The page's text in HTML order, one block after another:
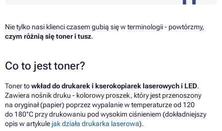
Nie tylko nasi klienci czasem gubią się w terminologii - powtórzmy,
czym różnią się toner i tusz.
Co to jest toner?
Toner towkład do drukarek i kserokopiarek laserowych i LED.
Zawiera nośnik druku - kolorowy proszek, który jest przenoszony
na oryginał (papier) poprzez wypalanie w temperaturze od 120
do 180°C przy drukowaniu pod wysokim ciśnieniem (dokładniejszy
opis w artykule jak działa drukarka laserowa).